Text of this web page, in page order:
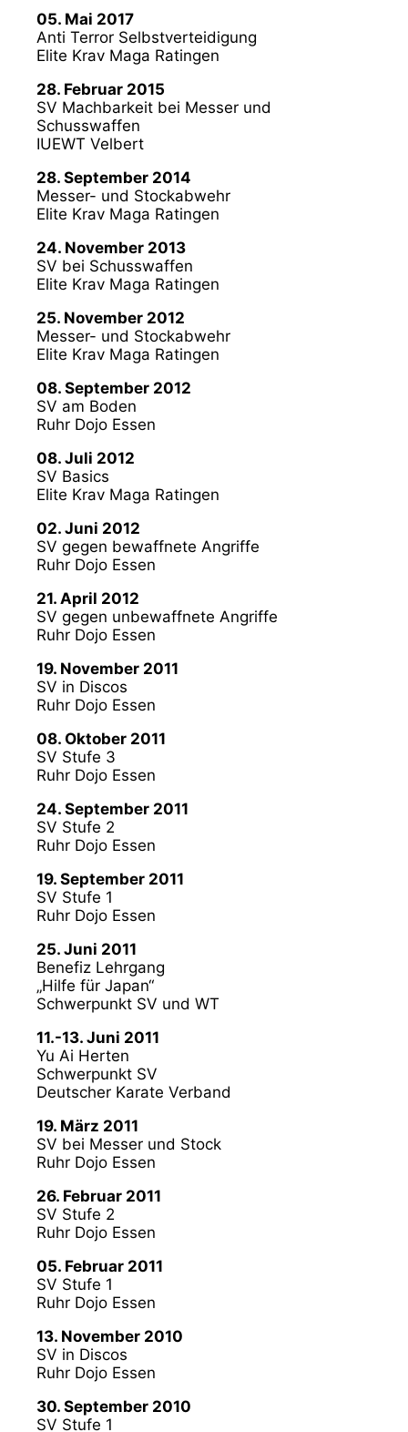
05. Mai 2017
Anti Terror Selbstverteidigung
Elite Krav Maga Ratingen
28. Februar 2015
SV Machbarkeit bei Messer und
Schusswaffen
IUEWT Velbert
28. September 2014
Messer- und Stockabwehr
Elite Krav Maga Ratingen
24. November 2013
SV bei Schusswaffen
Elite Krav Maga Ratingen
25. November 2012
Messer- und Stockabwehr
Elite Krav Maga Ratingen
08. September 2012
SV am Boden
Ruhr Dojo Essen
08. Juli 2012
SV Basics
Elite Krav Maga Ratingen
02. Juni 2012
SV gegen bewaffnete Angriffe
Ruhr Dojo Essen
21. April 2012
SV gegen unbewaffnete Angriffe
Ruhr Dojo Essen
19. November 2011
SV in Discos
Ruhr Dojo Essen
08. Oktober 2011
SV Stufe 3
Ruhr Dojo Essen
24. September 2011
SV Stufe 2
Ruhr Dojo Essen
19. September 2011
SV Stufe 1
Ruhr Dojo Essen
25. Juni 2011
Benefiz Lehrgang
„Hilfe für Japan“
Schwerpunkt SV und WT
11.-13. Juni 2011
Yu Ai Herten
Schwerpunkt SV
Deutscher Karate Verband
19. März 2011
SV bei Messer und Stock
Ruhr Dojo Essen
26. Februar 2011
SV Stufe 2
Ruhr Dojo Essen
05. Februar 2011
SV Stufe 1
Ruhr Dojo Essen
13. November 2010
SV in Discos
Ruhr Dojo Essen
30. September 2010
SV Stufe 1